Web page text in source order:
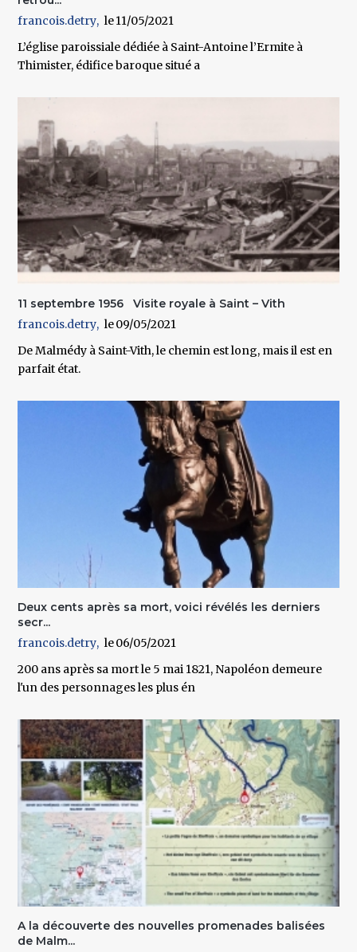
francois.detry
11/05/2021
L’église paroissiale dédiée à Saint-Antoine l’Ermite à
Thimister, édifice baroque situé a
11 septembre 1956 Visite royale à Saint – Vith
francois.detry
09/05/2021
De Malmédy à Saint-Vith, le chemin est long, mais il est en
parfait état.
Deux cents après sa mort, voici révélés les derniers
secr...
francois.detry
06/05/2021
200 ans après sa mort le 5 mai 1821, Napoléon demeure
l'un des personnages les plus én
A la découverte des nouvelles promenades balisées
de Malm...